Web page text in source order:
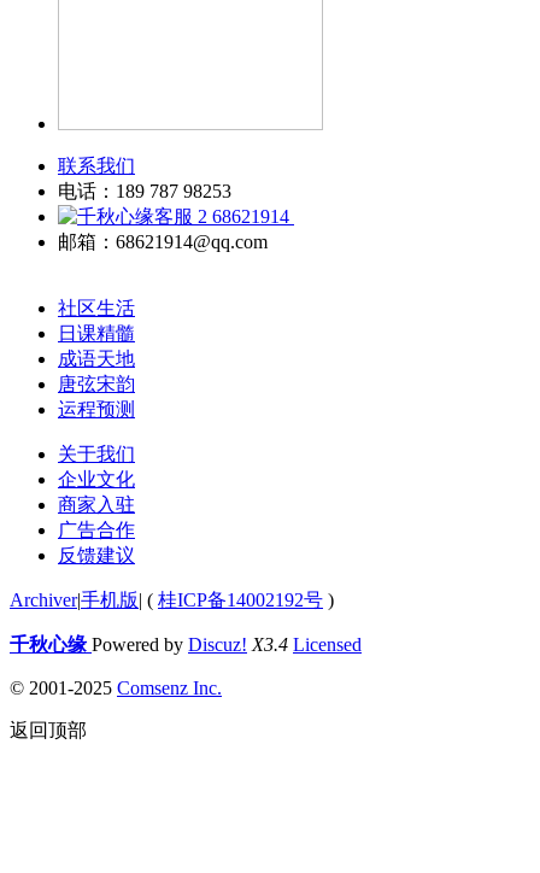
联系我们
电话：189 787 98253
68621914
邮箱：68621914@qq.com
社区生活
日课精髓
成语天地
唐弦宋韵
运程预测
关于我们
企业文化
商家入驻
广告合作
反馈建议
Archiver|手机版| ( 桂ICP备14002192号 )
千秋心缘 Powered by Discuz! X3.4 Licensed
© 2001-2025 Comsenz Inc.
返回顶部